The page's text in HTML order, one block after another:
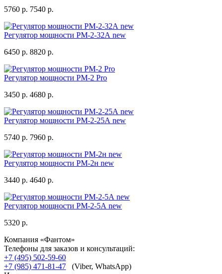
5760 р. 7540 р.
Регулятор мощности РМ-2-32А new
6450 р. 8820 р.
Регулятор мощности РМ-2 Pro
3450 р. 4680 р.
Регулятор мощности РМ-2-25А new
5740 р. 7960 р.
Регулятор мощности РМ-2н new
3440 р. 4640 р.
Регулятор мощности РМ-2-5А new
5320 р.
Компания «Фантом»
Телефоны для заказов и консультаций:
+7 (495) 502-59-60
+7 (985) 471-81-47 (Viber, WhatsApp)